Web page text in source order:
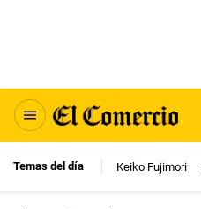
Temas del día Keiko Fujimori